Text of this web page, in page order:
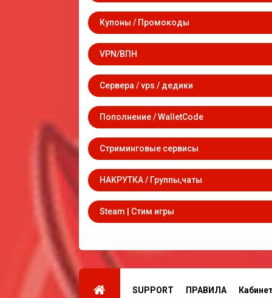
Купоны / Промокоды
VPN/ВПН
Сервера / vps / дедики
Пополнение / WalletCode
Стриминговые сервисы
НАКРУТКА / Группы,чаты
Steam | Стим игры
SUPPORT ПРАВИЛА